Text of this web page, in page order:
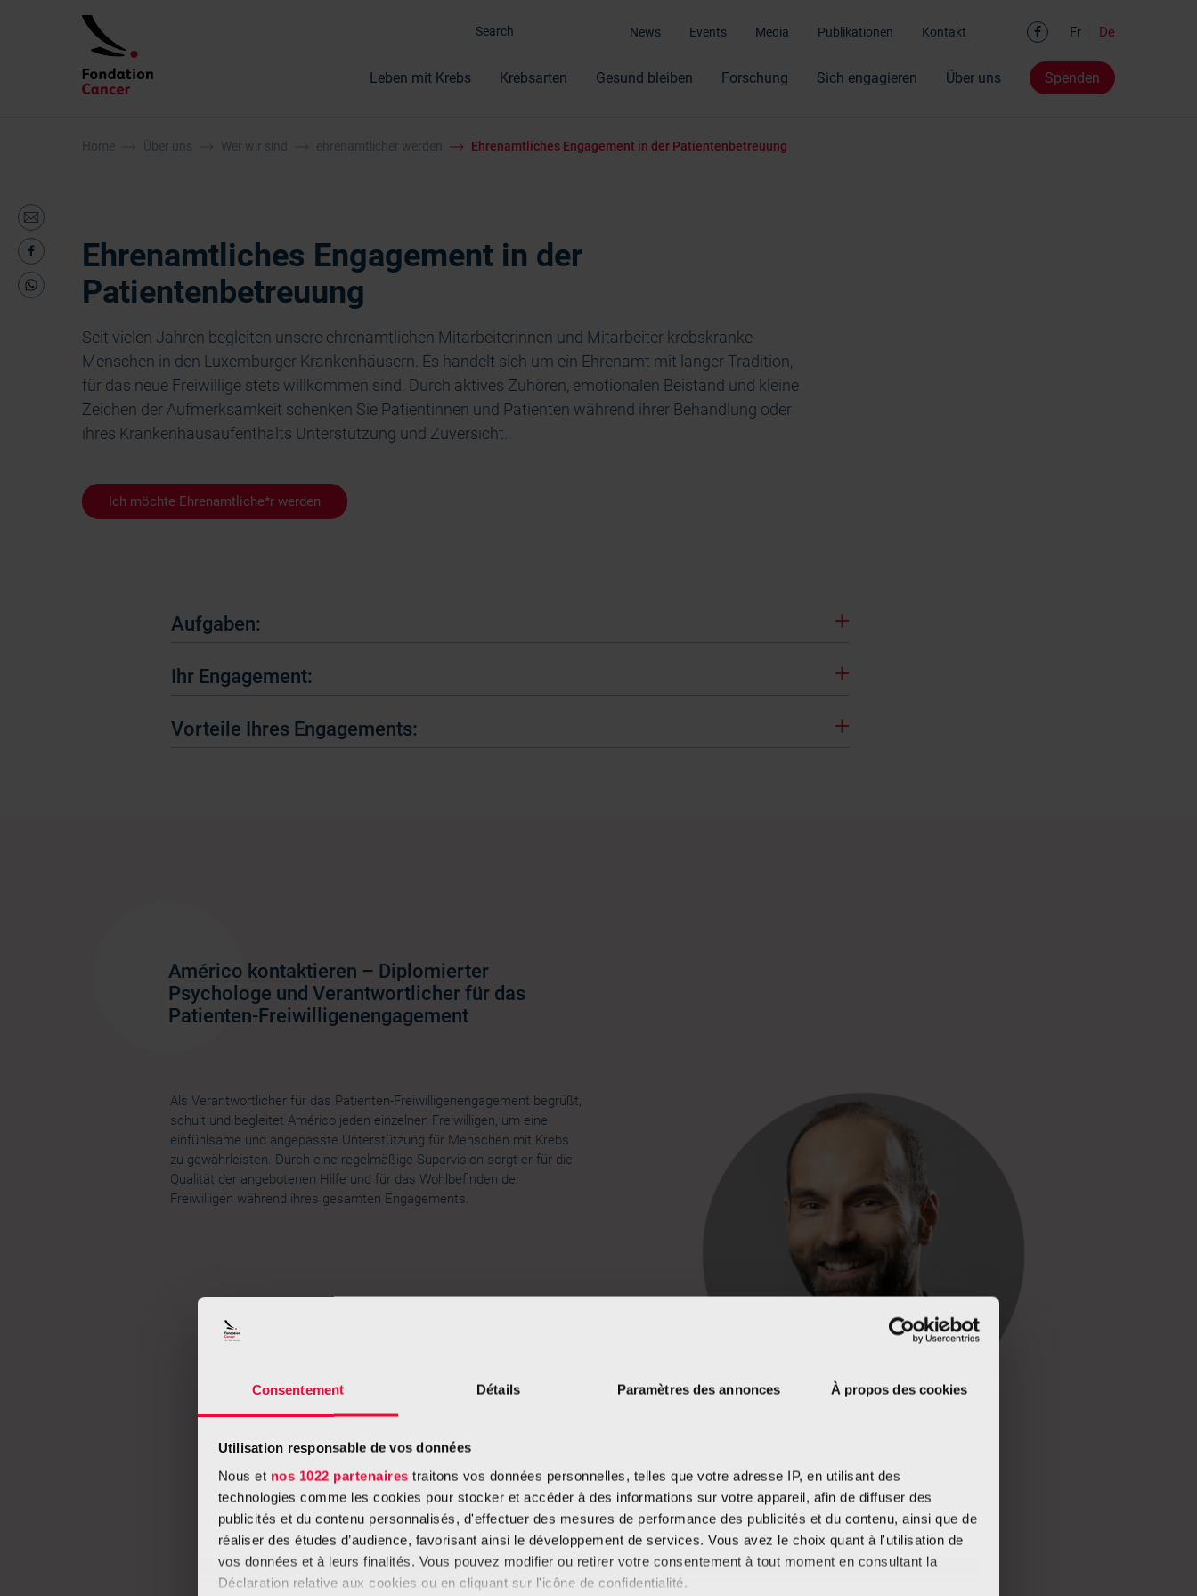
Consentement Détails Paramètres des annonces À propos des cookies
Utilisation responsable de vos données
Nous et nos 1022 partenaires traitons vos données personnelles, telles que votre adresse IP, en utilisant des
technologies comme les cookies pour stocker et accéder à des informations sur votre appareil, afin de diffuser des
publicités et du contenu personnalisés, d'effectuer des mesures de performance des publicités et du contenu, ainsi que de
réaliser des études d’audience, favorisant ainsi le développement de services. Vous avez le choix quant à l'utilisation de
vos données et à leurs finalités. Vous pouvez modifier ou retirer votre consentement à tout moment en consultant la
Déclaration relative aux cookies ou en cliquant sur l'icône de confidentialité.
News Events Media Publikationen Kontakt Facebook
Fr De
Leben mit Krebs Krebsarten Gesund bleiben Forschung Sich engagieren Über uns Spenden
Home Über uns Wer wir sind ehrenamtlicher werden Ehrenamtliches Engagement in der Patientenbetreuung
Ehrenamtliches Engagement in der
Patientenbetreuung
Seit vielen Jahren begleiten unsere ehrenamtlichen Mitarbeiterinnen und Mitarbeiter krebskranke
Menschen in den Luxemburger Krankenhäusern. Es handelt sich um ein Ehrenamt mit langer Tradition,
für das neue Freiwillige stets willkommen sind. Durch aktives Zuhören, emotionalen Beistand und kleine
Zeichen der Aufmerksamkeit schenken Sie Patientinnen und Patienten während ihrer Behandlung oder
ihres Krankenhausaufenthalts Unterstützung und Zuversicht.
Ich möchte Ehrenamtliche*r werden
Aufgaben:
Ihr Engagement:
Vorteile Ihres Engagements:
Américo kontaktieren – Diplomierter
Psychologe und Verantwortlicher für das
Patienten-Freiwilligenengagement
Als Verantwortlicher für das Patienten-Freiwilligenengagement begrüßt,
schult und begleitet Américo jeden einzelnen Freiwilligen, um eine
einfühlsame und angepasste Unterstützung für Menschen mit Krebs
zu gewährleisten. Durch eine regelmäßige Supervision sorgt er für die
Qualität der angebotenen Hilfe und für das Wohlbefinden der
Freiwilligen während ihres gesamten Engagements.